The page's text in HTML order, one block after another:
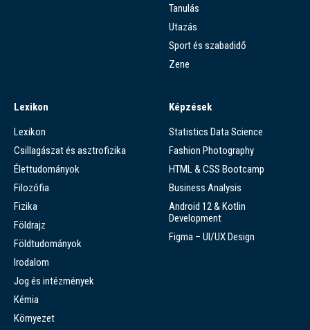
Tanulás
Utazás
Sport és szabadidő
Zene
Lexikon
Lexikon
Csillagászat és asztrofizika
Élettudományok
Filozófia
Fizika
Földrajz
Földtudományok
Irodalom
Jog és intézmények
Kémia
Környezet
Képzések
Statistics Data Science
Fashion Photography
HTML & CSS Bootcamp
Business Analysis
Android 12 & Kotlin
Development
Figma – UI/UX Design